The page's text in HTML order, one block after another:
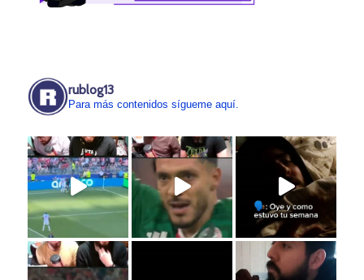
rublog13
Para más contenidos sígueme aquí.